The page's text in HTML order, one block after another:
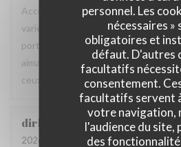
personnel. Les
nécessaires »
obligatoires et
défaut. D'autres
facultatifs
consentement.
facultatifs servent
votre navigation,
l'audience du site,
des
Accueil chaleureux et professionnel,
variée avec un bon choix de plats.
portions généreuses et le service
aimable. Une excellente adresse
ceux qui sont de passage dans la
dirk
2026-08-06
- 19:00 - Couverts 2